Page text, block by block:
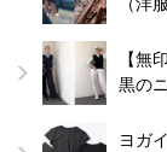
（洋
【無
黒の
ヨガ